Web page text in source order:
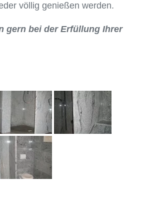
völlig genießen werden.
gern bei der Erfüllung Ihrer